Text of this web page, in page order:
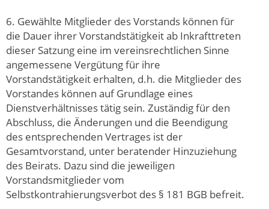
6. Gewählte Mitglieder des Vorstands können für
die Dauer ihrer Vorstandstätigkeit ab Inkrafttreten
dieser Satzung eine im vereinsrechtlichen Sinne
angemessene Vergütung für ihre
Vorstandstätigkeit erhalten, d.h. die Mitglieder des
Vorstandes können auf Grundlage eines
Dienstverhältnisses tätig sein. Zuständig für den
Abschluss, die Änderungen und die Beendigung
des entsprechenden Vertrages ist der
Gesamtvorstand, unter beratender Hinzuziehung
des Beirats. Dazu sind die jeweiligen
Vorstandsmitglieder vom
Selbstkontrahierungsverbot des § 181 BGB befreit.